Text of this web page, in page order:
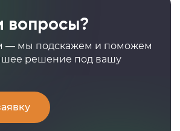
вопросы?
— мы подскажем и поможем
решение под вашу